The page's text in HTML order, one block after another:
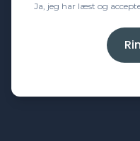
Ja, jeg har læst og